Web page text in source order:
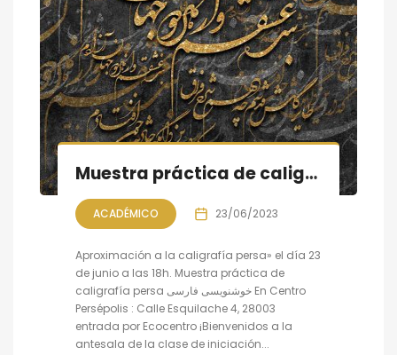
Muestra práctica de caligrafía persa, sesión X
ACADÉMICO 23/06/2023
Aproximación a la caligrafía persa» el día 23
de junio a las 18h. Muestra práctica de
caligrafía persa خوشنویسی فارسی En Centro
Persépolis : Calle Esquilache 4, 28003
entrada por Ecocentro ¡Bienvenidos a la
antesala de la clase de iniciación...